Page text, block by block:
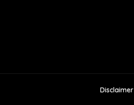
Disclaimer